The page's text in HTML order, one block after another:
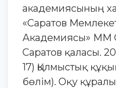
академиясының
«Саратов
Академиясы» ММ
Саратов қаласы.
17) Қылмыстық
бөлім). Оқу